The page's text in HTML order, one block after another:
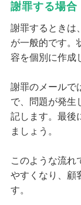
謝罪する場合
謝罪するときは
が一般的です。
容を個別に作成
謝罪のメールで
で、問題が発生
記します。最後
ましょう。
このような流れ
やすくなり、顧
す。